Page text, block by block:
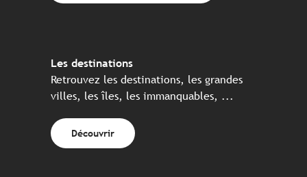
Les destinations
Retrouvez les destinations, les grandes
villes, les îles, les immanquables, ...
Découvrir